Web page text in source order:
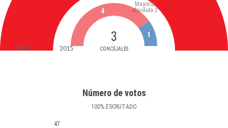
3
CONCEJALES
Mayoría
absoluta 2
4
1
2019 2015
Número de votos
100% ESCRUTADO
47